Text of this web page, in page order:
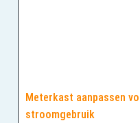
Meterkast aanpassen
stroomgebruik